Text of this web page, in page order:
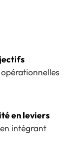
en leviers
intégrant